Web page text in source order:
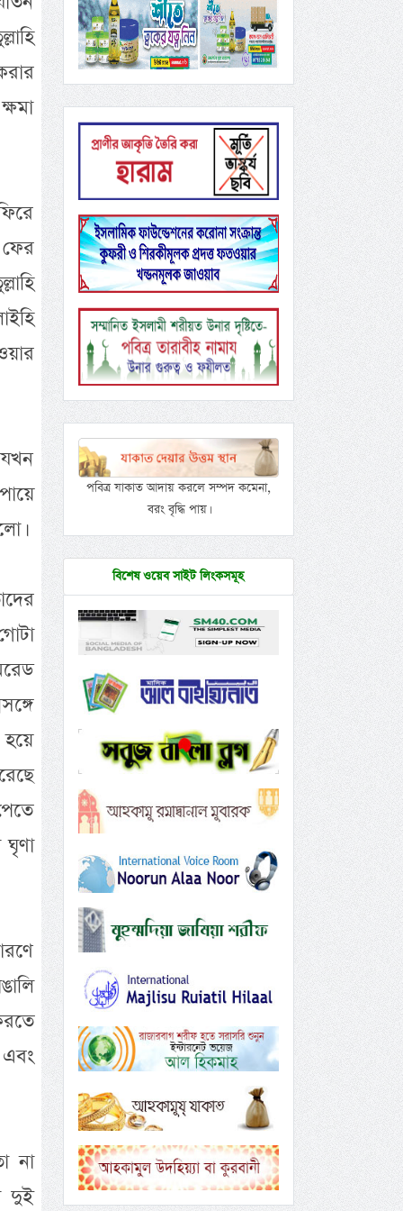
ফের
হয়ে
ঘৃণা
না
দুই
পবিত্র যাকাত আদায় করলে সম্পদ কমেনা,
বরং বৃদ্ধি পায়।
বিশেষ ওয়েব সাইট লিংকসমূহ